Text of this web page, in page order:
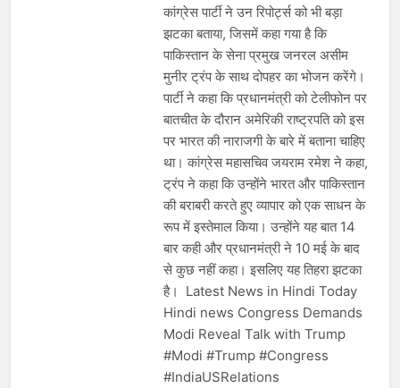
कांग्रेस पार्टी ने उन रिपोर्ट्स को भी बड़ा
झटका बताया, जिसमें कहा गया है कि
पाकिस्तान के सेना प्रमुख जनरल असीम
मुनीर ट्रंप के साथ दोपहर का भोजन करेंगे।
पार्टी ने कहा कि प्रधानमंत्री को टेलीफोन पर
बातचीत के दौरान अमेरिकी राष्ट्रपति को इस
पर भारत की नाराजगी के बारे में बताना चाहिए
था। कांग्रेस महासचिव जयराम रमेश ने कहा,
ट्रंप ने कहा कि उन्होंने भारत और पाकिस्तान
की बराबरी करते हुए व्यापार को एक साधन के
रूप में इस्तेमाल किया। उन्होंने यह बात 14
बार कही और प्रधानमंत्री ने 10 मई के बाद
से कुछ नहीं कहा। इसलिए यह तिहरा झटका
है। Latest News in Hindi Today
Hindi news Congress Demands
Modi Reveal Talk with Trump
#Modi #Trump #Congress
#IndiaUSRelations